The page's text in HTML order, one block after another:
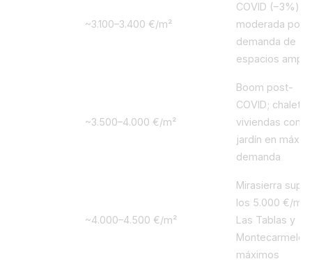
~3.100–3.400 €/m²
COVID (−3%)
moderada por
demanda de
espacios
~3.500–4.000 €/m²
Boom post-
COVID; chalets
viviendas con
jardín en
demanda
~4.000–4.500 €/m²
Mirasierra
los 5.000 €/m²;
Las Tablas y
Montecarmelo
máximos